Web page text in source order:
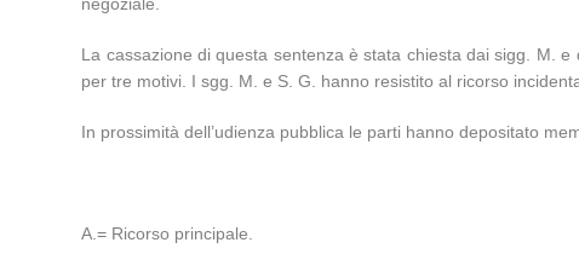
La cassazione di questa sentenza è stata chiesta dai sigg. M.
per tre motivi. I sgg. M. e S. G. hanno resistito al ricorso
In prossimità dell’udienza pubblica le parti hanno depositato
A.= Ricorso principale.